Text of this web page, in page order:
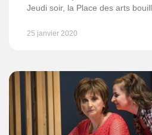
Jeudi soir, la Place des arts
25 janvier 2020